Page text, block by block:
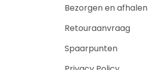
Bezorgen en afhalen
Retouraanvraag
Spaarpunten